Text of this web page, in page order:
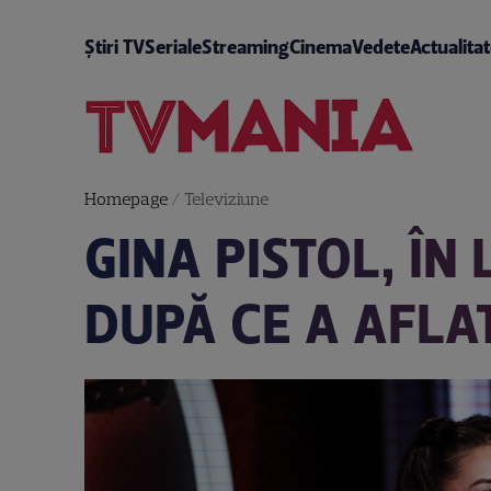
Știri TVSerialeStreamingCinemaVedete
Homepage/ Televiziune
GINA PISTOL, ÎN
DUPĂ CE A